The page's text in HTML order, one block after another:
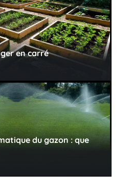
en carré
du gazon : que